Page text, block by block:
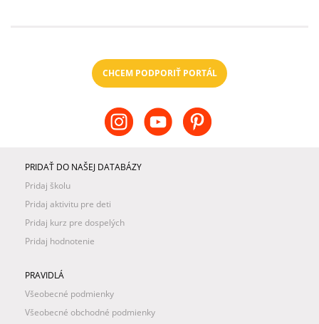
CHCEM PODPORIŤ PORTÁL
PRIDAŤ DO NAŠEJ DATABÁZY
Pridaj školu
Pridaj aktivitu pre deti
Pridaj kurz pre dospelých
Pridaj hodnotenie
PRAVIDLÁ
Všeobecné podmienky
Všeobecné obchodné podmienky